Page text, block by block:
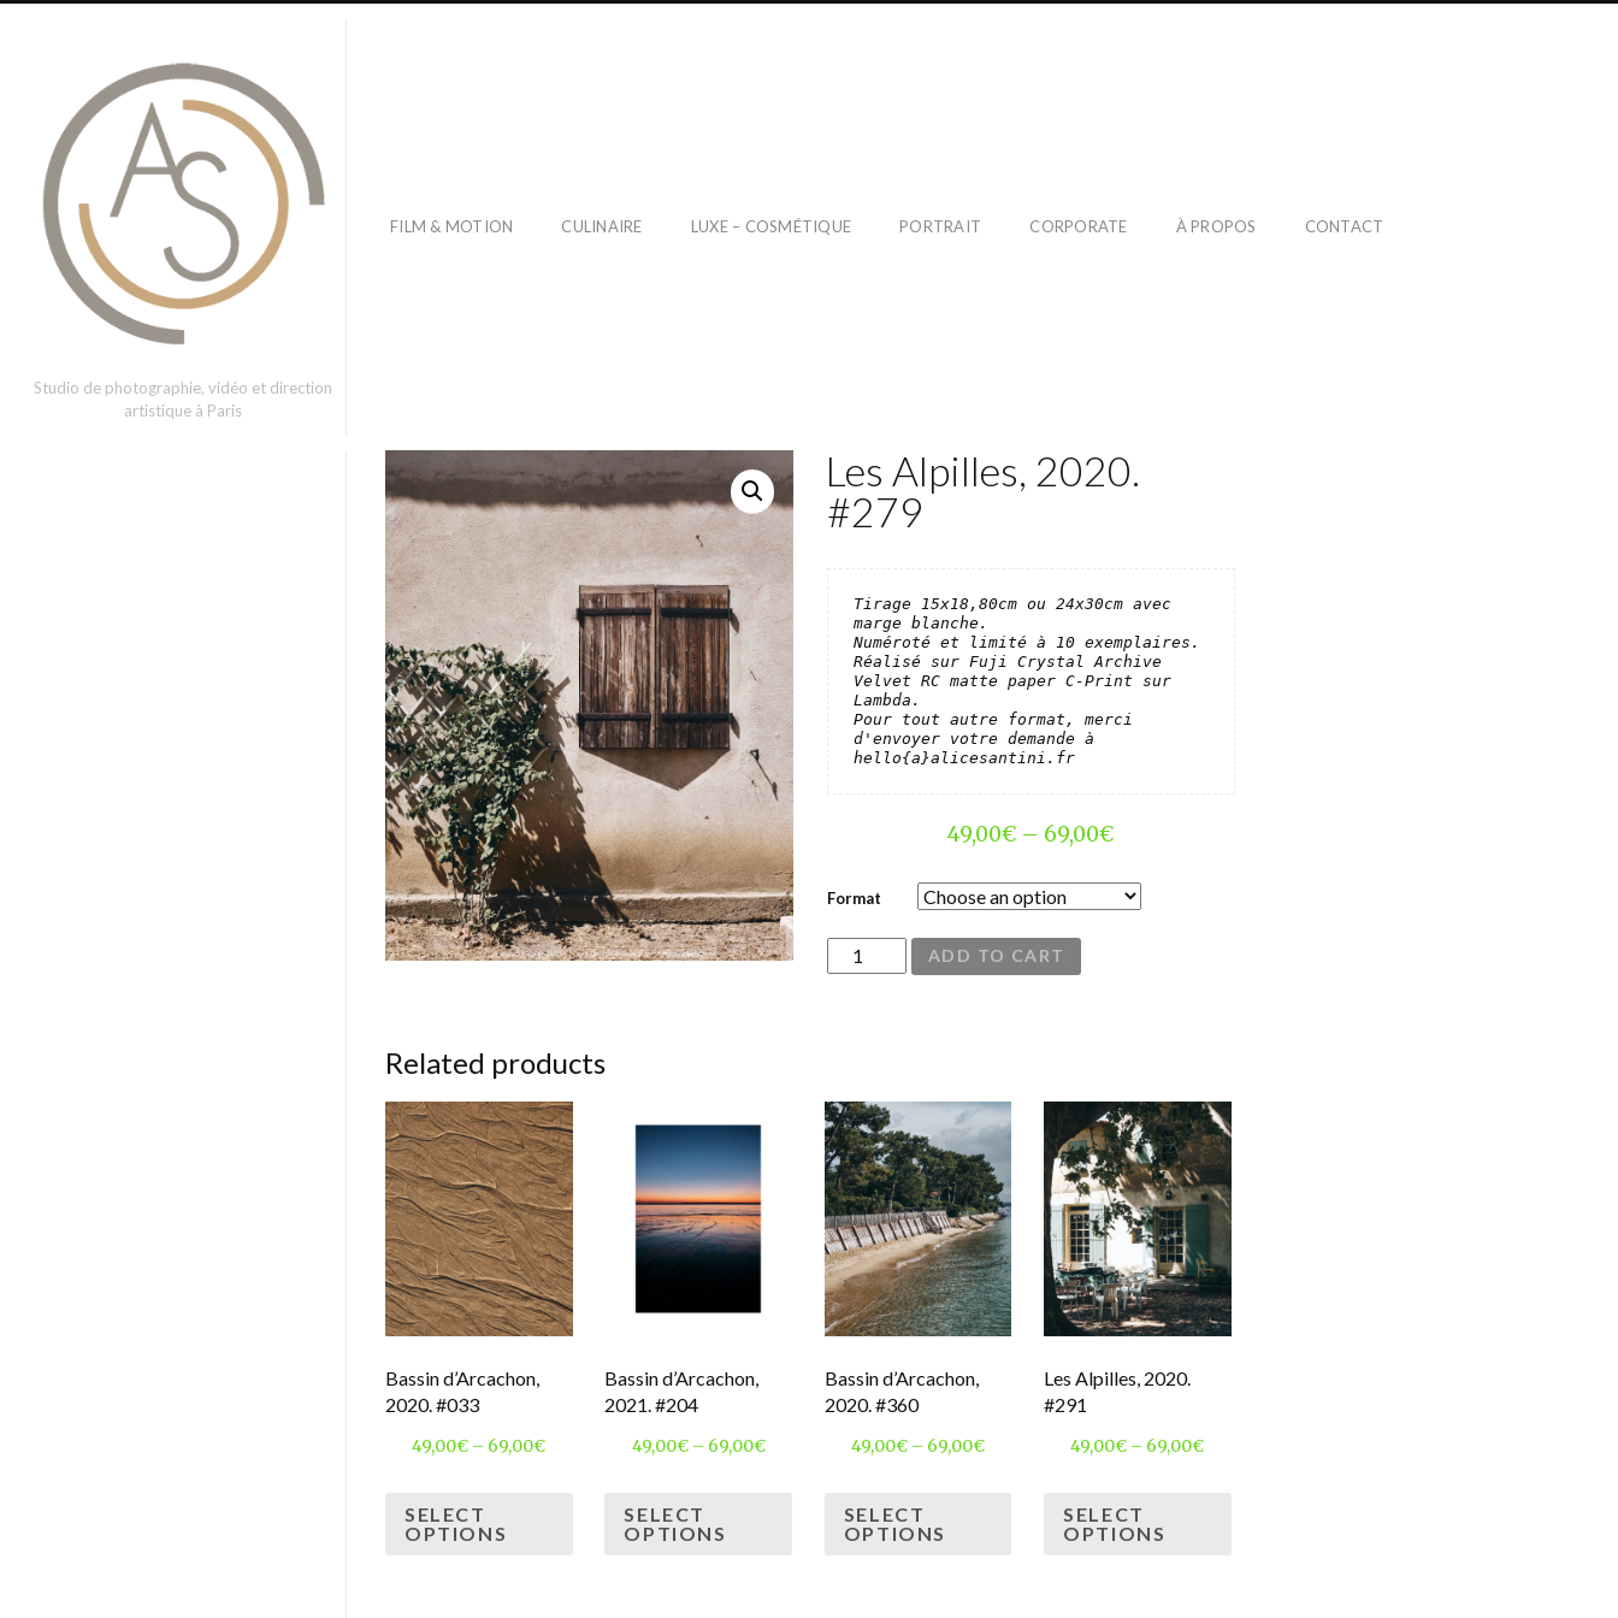
Studio de photographie, vidéo et direction
artistique à Paris
FILM & MOTION CULINAIRE LUXE – COSMÉTIQUE PORTRAIT CORPORATE À PROPOS CONTACT
Les Alpilles, 2020.
#279
Tirage 15x18,80cm ou 24x30cm avec
Numéroté et limité à 10 exemplaires.
Réalisé sur Fuji Crystal Archive
Velvet RC matte paper C-Print sur
Lambda.
Pour tout autre format, merci
d'envoyer votre demande à
hello{a}alicesantini.fr
49,00€ – 69,00€
Format
Les Alpilles, 2020. #279 quantity
ADD TO CART
Related products
Bassin d’Arcachon,
2020. #033
49,00€ – 69,00€
SELECT
OPTIONS
Bassin d’Arcachon,
2021. #204
49,00€– 69,00€
SELECT
OPTIONS
Bassin d’Arcachon,
2020. #360
49,00€ – 69,00€
SELECT
OPTIONS
Les Alpilles, 2020.
#291
49,00€ – 69,00€
SELECT
OPTIONS